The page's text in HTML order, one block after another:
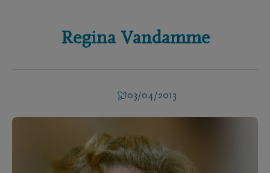
Regina Vandamme
03/04/2013